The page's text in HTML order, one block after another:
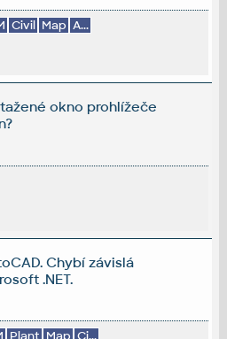
Civil Map A...
okno prohlížeče
Chybí závislá
.NET.
Plant Map Ci...